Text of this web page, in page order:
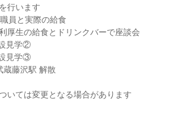
行います
員と実際の給食
厚生の給食とドリンクバーで座談会
見学②
見学③
蔵藤沢駅 解散
いては変更となる場合があります